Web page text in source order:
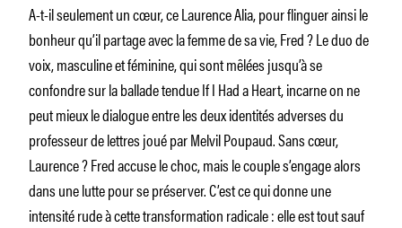
A-t-il seulement un cœur, ce Laurence Alia, pour flinguer ainsi le
bonheur qu’il partage avec la femme de sa vie, Fred ? Le duo de
voix, masculine et féminine, qui sont mêlées jusqu’à se
confondre sur la ballade tendue If I Had a Heart, incarne on ne
peut mieux le dialogue entre les deux identités adverses du
professeur de lettres joué par Melvil Poupaud. Sans cœur,
Laurence ? Fred accuse le choc, mais le couple s’engage alors
dans une lutte pour se préserver. C’est ce qui donne une
intensité rude à cette transformation radicale : elle est tout sauf